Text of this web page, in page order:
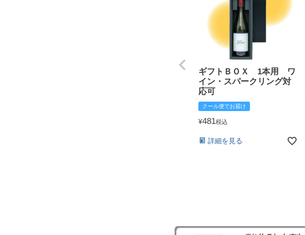
ギフトＢＯＸ 1本用 ワ
イン・スパークリング対
応可
クール便でお届け
¥481税込
詳細を見る